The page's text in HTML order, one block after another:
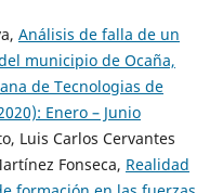
Análisis de falla de un
municipio de Ocaña,
de Tecnologias de
Enero – Junio
Luis Carlos Cervantes
Fonseca, Realidad